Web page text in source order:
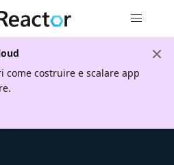
come costruire e scalare app